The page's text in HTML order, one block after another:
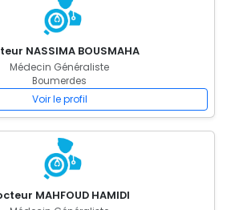
NASSIMA BOUSMAHA
Médecin Généraliste
Boumerdes
Voir le profil
MAHFOUD HAMIDI